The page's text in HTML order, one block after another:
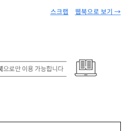
웹북으로 보기 →
스크랩